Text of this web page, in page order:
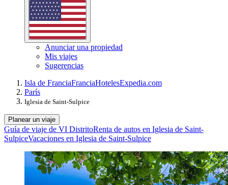
Anunciar una propiedad
Mis viajes
Sugerencias
Isla de FranciaFranciaHotelesExpedia.com
París
Iglesia de Saint-Sulpice
Planear un viaje
Guía de viaje de VI DistritoRenta de autos en Iglesia de Saint-
SulpiceVacaciones en Iglesia de Saint-Sulpice